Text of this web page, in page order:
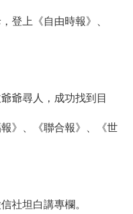
登上《自由時報》、
爺尋人，成功找到目
》、《聯合報》、《世
社坦白講專欄。